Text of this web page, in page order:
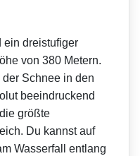
ein dreistufiger
von 380 Metern.
Schnee in den
beeindruckend
größte
Du kannst auf
Wasserfall entlang